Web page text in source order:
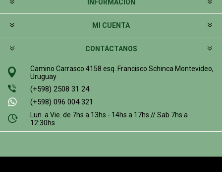
INFORMACION
MI CUENTA
CONTÁCTANOS
Camino Carrasco 4158 esq. Francisco Schinca Montevideo,
Uruguay
(+598) 2508 31 24
(+598) 096 004 321
Lun. a Vie. de 7hs a 13hs - 14hs a 17hs // Sab 7hs a
12:30hs